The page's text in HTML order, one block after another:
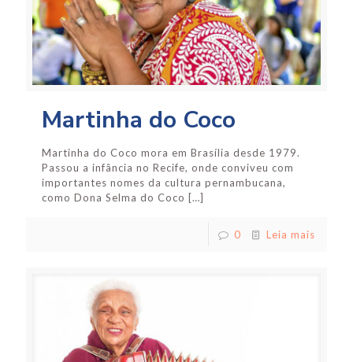
Martinha do Coco
Martinha do Coco mora em Brasília desde 1979.
Passou a infância no Recife, onde conviveu com
importantes nomes da cultura pernambucana,
como Dona Selma do Coco […]
0 Leia mais